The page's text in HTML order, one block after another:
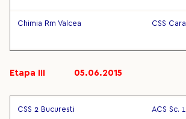
Chimia Rm Valcea CSS
Etapa III 05.06.2015
CSS 2 Bucuresti ACS Sc.